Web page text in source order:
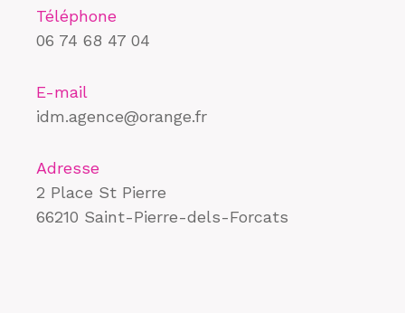
Téléphone
06 74 68 47 04
E-mail
idm.agence@orange.fr
Adresse
2 Place St Pierre
66210 Saint-Pierre-dels-Forcats